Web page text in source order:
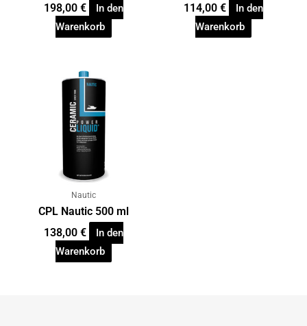
198,00 €
In den
Warenkorb
114,00 €
In den
Warenkorb
Nautic
CPL Nautic 500 ml
138,00 €
In den
Warenkorb